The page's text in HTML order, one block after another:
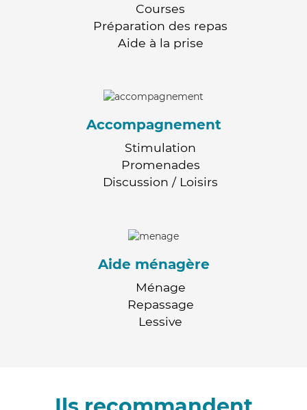
Courses
Préparation des repas
Aide à la prise
Accompagnement
Stimulation
Promenades
Discussion / Loisirs
Aide ménagère
Ménage
Repassage
Lessive